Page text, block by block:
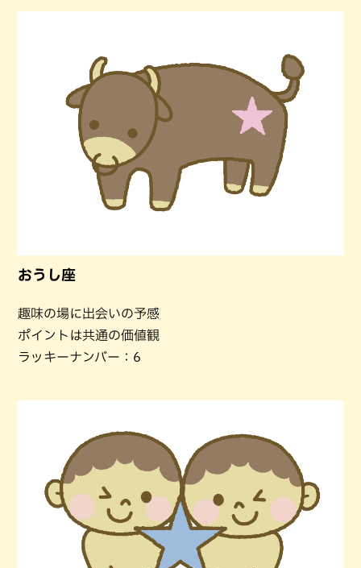
おうし座
趣味の場に出会いの予感
ポイントは共通の価値観
ラッキーナンバー：6